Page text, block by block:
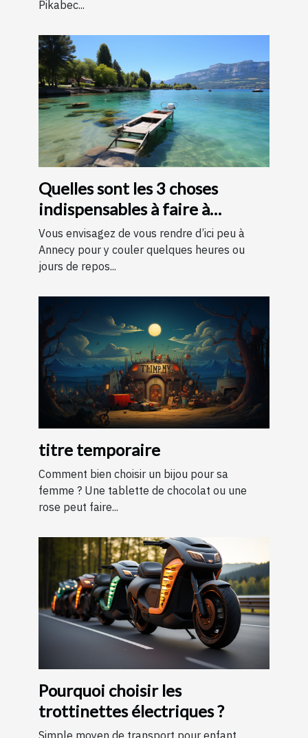
Pikabec...
Quelles sont les 3 choses
indispensables à faire à
Annecy ?
Vous envisagez de vous rendre d’ici peu à
Annecy pour y couler quelques heures ou
jours de repos...
titre temporaire
Comment bien choisir un bijou pour sa
femme ? Une tablette de chocolat ou une
rose peut faire...
Pourquoi choisir les
trottinettes électriques ?
Simple moyen de transport pour enfant